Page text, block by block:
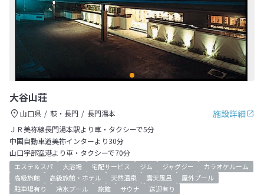
大谷山荘
施設詳細
山口県 萩・長門
長門湯本
ＪＲ美祢線長門湯本駅より車・タクシーで5分
中国自動車道美祢インターより30分
山口宇部空港より車・タクシーで70分
エステ＆スパ 大浴場 宅配サービス ジム ジャグジー
カラオケルーム
高級旅館
高級旅館・ホテル 天然温泉 露天風呂
屋外プール
駐車場有り
冷水プール 旅館 サウナ
送迎有り